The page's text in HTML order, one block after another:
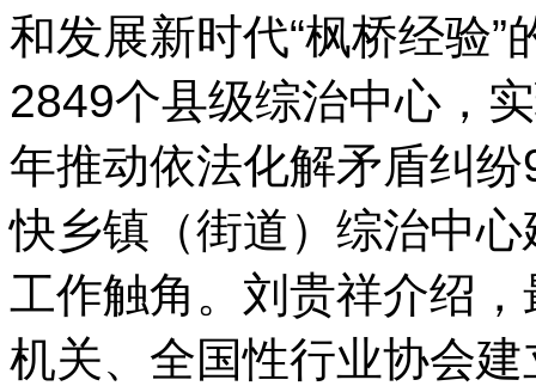
和发展新时代“枫桥经验
2849个县级综治中心，
年推动依法化解矛盾纠
快乡镇（街道）综治中
工作触角。刘贵祥介绍
机关、全国性行业协会